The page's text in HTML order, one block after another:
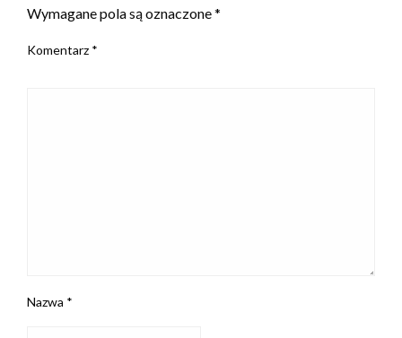
Wymagane pola są oznaczone*
Komentarz *
Nazwa *